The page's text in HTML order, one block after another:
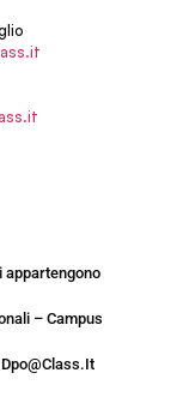
appartengono
– Campus